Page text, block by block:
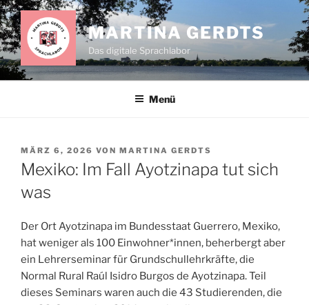
Zum
Inhalt
springen
MARTINA GERDTS
Das digitale Sprachlabor
Menü
VERÖFFENTLICHT
AM
MÄRZ 6, 2026 VON MARTINA GERDTS
Mexiko: Im Fall Ayotzinapa tut sich
was
Der Ort Ayotzinapa im Bundesstaat Guerrero, Mexiko,
hat weniger als 100 Einwohner*innen, beherbergt aber
ein Lehrerseminar für Grundschullehrkräfte, die
Normal Rural Raúl Isidro Burgos de Ayotzinapa. Teil
dieses Seminars waren auch die 43 Studierenden, die